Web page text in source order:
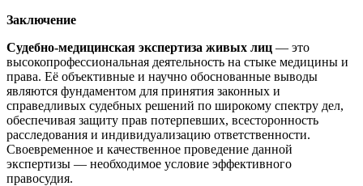
Заключение
Судебно-медицинская экспертиза живых лиц — это
высокопрофессиональная деятельность на стыке медицины и
права. Её объективные и научно обоснованные выводы
являются фундаментом для принятия законных и
справедливых судебных решений по широкому спектру дел,
обеспечивая защиту прав потерпевших, всесторонность
расследования и индивидуализацию ответственности.
Своевременное и качественное проведение данной
экспертизы — необходимое условие эффективного
правосудия.